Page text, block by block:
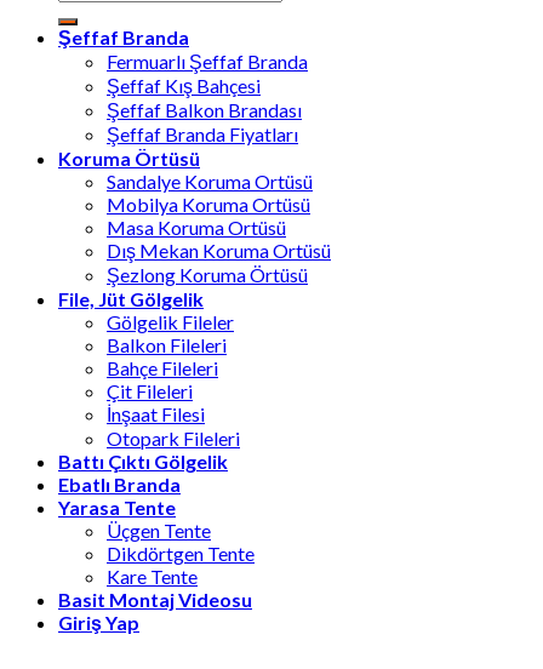
Şeffaf Branda
Fermuarlı Şeffaf Branda
Şeffaf Kış Bahçesi
Şeffaf Balkon Brandası
Şeffaf Branda Fiyatları
Koruma Örtüsü
Sandalye Koruma Ortüsü
Mobilya Koruma Ortüsü
Masa Koruma Ortüsü
Dış Mekan Koruma Ortüsü
Şezlong Koruma Örtüsü
File, Jüt Gölgelik
Gölgelik Fileler
Balkon Fileleri
Bahçe Fileleri
Çit Fileleri
İnşaat Filesi
Otopark Fileleri
Battı Çıktı Gölgelik
Ebatlı Branda
Yarasa Tente
Üçgen Tente
Dikdörtgen Tente
Kare Tente
Basit Montaj Videosu
Giriş Yap